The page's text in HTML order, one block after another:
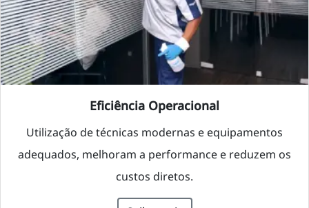
Eficiência Operacional
Utilização de técnicas modernas e equipamentos
adequados, melhoram a performance e reduzem os
custos diretos.